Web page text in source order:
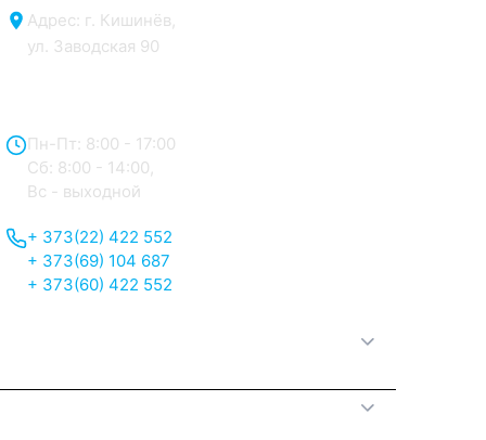
Адрес: г. Кишинёв,
ул. Заводская 90
Пн-Пт: 8:00 - 17:00
Сб: 8:00 - 14:00,
Вс - выходной
+ 373(22) 422 552
+ 373(69) 104 687
+ 373(60) 422 552